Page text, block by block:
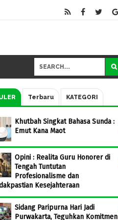
Terbaru KATEGORI
Khutbah Singkat Bahasa Sunda :
Emut Kana Maot
Opini : Realita Guru Honorer di
Tengah Tuntutan
Profesionalisme dan
Kesejahteraan
Sidang Paripurna Hari Jadi
Purwakarta, Teguhkan Komitmen